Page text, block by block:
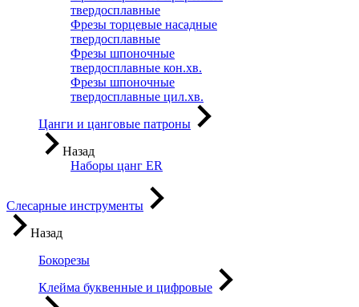
твердосплавные
Фрезы торцевые насадные
твердосплавные
Фрезы шпоночные
твердосплавные кон.хв.
Фрезы шпоночные
твердосплавные цил.хв.
Цанги и цанговые патроны
Назад
Наборы цанг ER
Слесарные инструменты
Назад
Бокорезы
Клейма буквенные и цифровые